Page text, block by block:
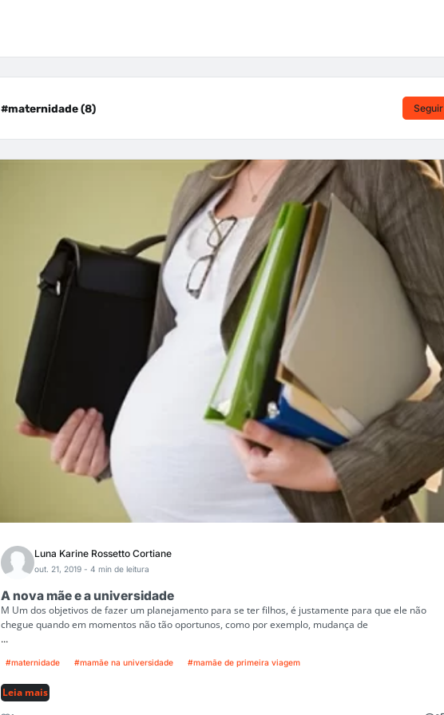
#maternidade (8) Seguir
Luna Karine Rossetto Cortiane
out. 21, 2019 - 4 min de leitura
A nova mãe e a universidade
M Um dos objetivos de fazer um planejamento para se ter filhos, é justamente para que ele não
chegue quando em momentos não tão oportunos, como por exemplo, mudança de
...
#maternidade #mamãe na universidade #mamãe de primeira viagem
Leia mais